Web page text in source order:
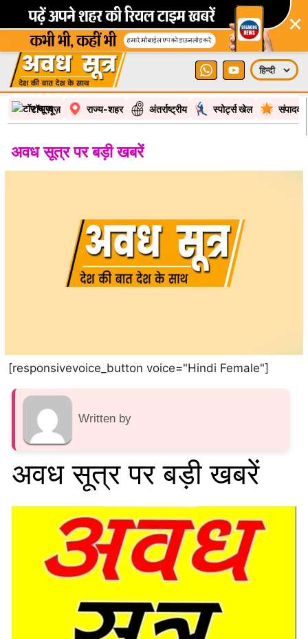
×
टॉप न्यूज़ राज्य-शहर अंतर्राष्ट्रीय स्पोर्ट्स खेल
अवध सूत्र पर बड़ी खबरें
[responsivevoice_button voice="Hindi Female"]
Written by
अवध सूत्र पर बड़ी खबरें